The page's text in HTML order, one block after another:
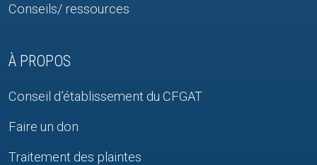
Conseils/ ressources
À PROPOS
Conseil d’établissement du CFGAT
Faire un don
Traitement des plaintes